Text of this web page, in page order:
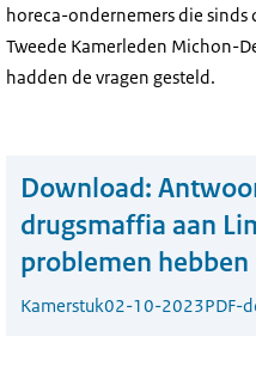
horeca-ondernemers die
Tweede Kamerleden Michon-
hadden de vragen gesteld.
Download:
drugsmaffia aan
problemen hebben
Kamerstuk02-10-2023PDF-